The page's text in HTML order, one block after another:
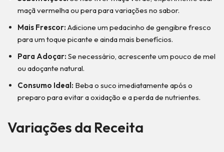
maçã vermelha ou pera para variações no sabor.
Mais Frescor: Adicione um pedacinho de gengibre fresco
para um toque picante e ainda mais benefícios.
Para Adoçar: Se necessário, acrescente um pouco de mel
ou adoçante natural.
Consumo Ideal: Beba o suco imediatamente após o
preparo para evitar a oxidação e a perda de nutrientes.
Variações da Receita